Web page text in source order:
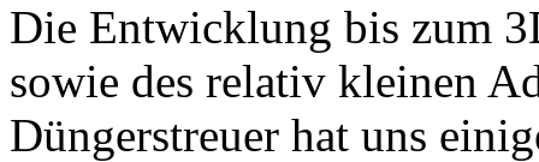
Die Entwicklung bis zum
sowie des relativ kleinen
Düngerstreuer hat uns